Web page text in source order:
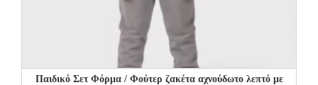
Παιδικό Σετ Φόρμα / Φούτερ ζακέτα αχνούδωτο λεπτό με